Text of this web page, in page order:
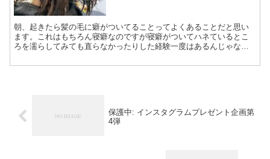
朝、起きたら髪の毛に癖がついてることってよくあることだと思い
ます。これはもちろん寝癖なのですが寝癖がついてハネているとこ
ろを濡らしてみても直らなかったりした経験一度はあるんじゃない
を収めることが苦手 めんどくさいことはしたくない という方に向け
保護中: インスタグラムプレゼント企画第
4弾